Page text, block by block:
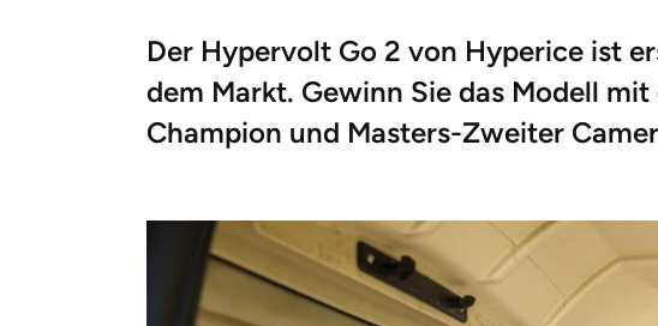
Der Hypervolt Go 2 von Hyperice ist
dem Markt. Gewinn Sie das Modell
Champion und Masters-Zweiter